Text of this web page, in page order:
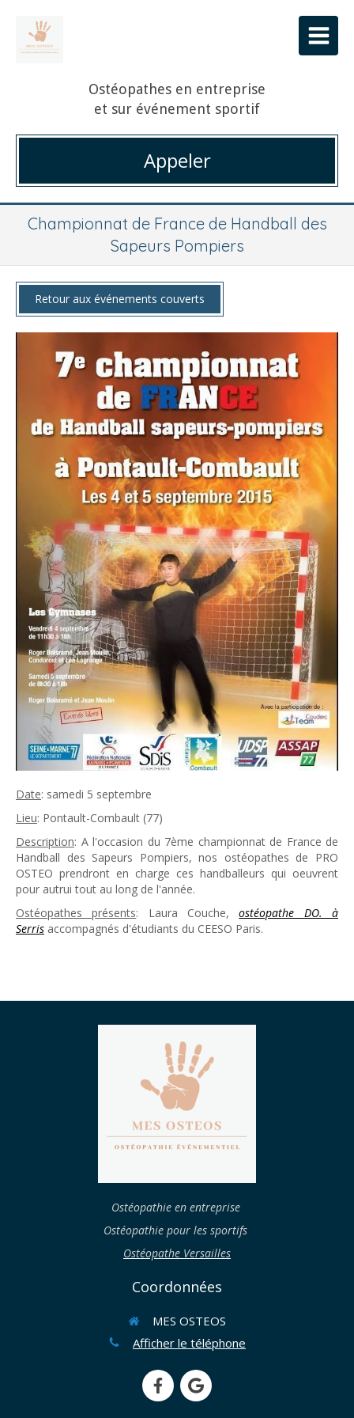
Ostéopathes en entreprise
et sur événement sportif
Appeler
Championnat de France de Handball des
Sapeurs Pompiers
Retour aux événements couverts
Date: samedi 5 septembre
Lieu: Pontault-Combault (77)
Description: A l'occasion du 7ème championnat de France de
Handball des Sapeurs Pompiers, nos ostéopathes de PRO
OSTEO prendront en charge ces handballeurs qui oeuvrent
pour autrui tout au long de l'année.
Ostéopathes présents: Laura Couche,ostéopathe DO. à
Serris accompagnés d'étudiants du CEESO Paris.
Ostéopathie en entreprise
Ostéopathie pour les sportifs
Ostéopathe Versailles
Coordonnées
MES OSTEOS
Afficher le téléphone